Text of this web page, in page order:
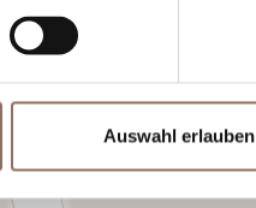
Auswahl erlauben